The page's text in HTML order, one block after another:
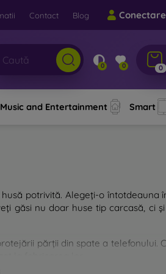
Contact Blog Conectare
0 0 0
Music and Entertainment Smart
potrivită. Alegeți-o întotdeauna
găsi nu doar huse tip carcasă, ci
părții din spate a telefonului.